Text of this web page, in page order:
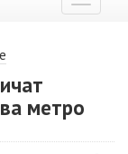
меню
метро